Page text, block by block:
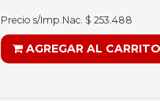
Precio s/Imp.Nac. $ 253.488
AGREGAR AL CARRITO